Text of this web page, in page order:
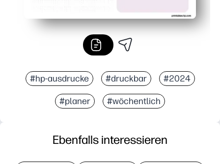
#hp-ausdrucke #druckbar #2024
#planer #wöchentlich
Ebenfalls interessieren